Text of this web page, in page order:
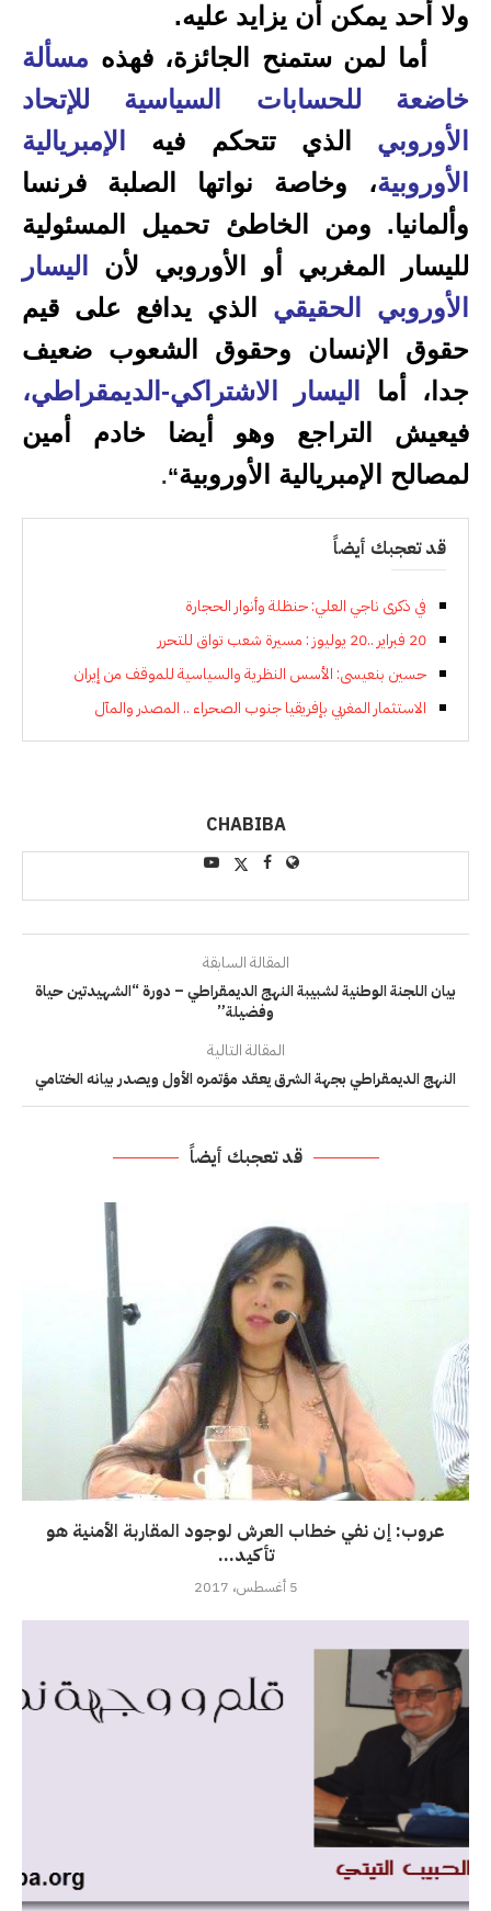
ولا أحد يمكن أن يزايد عليه.
أما لمن ستمنح الجائزة، فهذه مسألة
خاضعة للحسابات السياسية للإتحاد
الأوروبي الذي تتحكم فيه
الإمبريالية
الأوروبية، وخاصة نواتها الصلبة فرنسا
وألمانيا. ومن الخاطئ تحميل المسئولية
لليسار المغربي أو الأوروبي لأن
اليسار
الأوروبي الحقيقي الذي يدافع على قيم
حقوق الإنسان وحقوق الشعوب ضعيف
جدا، أما
اليسار الاشتراكي-الديمقراطي،
فيعيش التراجع وهو أيضا خادم أمين
لمصالح الإمبريالية الأوروبية“
.
قد تعجبك أيضاً
في ذكرى ناجي العلي: حنظلة وأنوار الحجارة
20 فبراير ..20 يوليوز : مسيرة شعب تواق للتحرر
حسين بنعيسى: الأسس النظرية والسياسية للموقف من إيران
الاستثمار المغربي بإفريقيا جنوب الصحراء .. المصدر والمآل
CHABIBA
المقالة السابقة
بيان اللجنة الوطنية لشبيبة النهج الديمقراطي – دورة “الشهيدتين حياة
وفضيلة”
المقالة التالية
النهج الديمقراطي بجهة الشرق يعقد مؤتمره الأول ويصدر بيانه الختامي
قد تعجبك أيضاً
عروب: إن نفي خطاب العرش لوجود المقاربة الأمنية هو
تأكيد...
5 أغسطس، 2017